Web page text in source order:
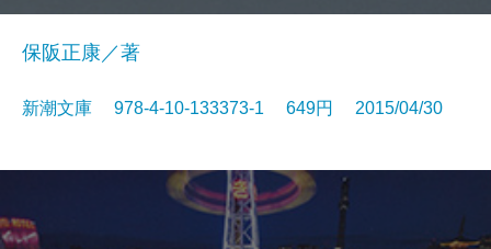
保阪正康／著
新潮文庫 978-4-10-133373-1 649円 2015/04/30